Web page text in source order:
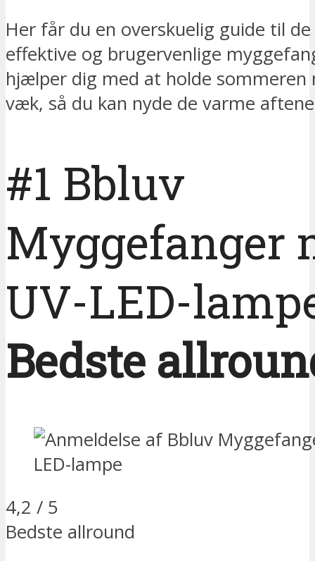
Her får du en overskuelig guide til
effektive og brugervenlige
hjælper dig med at holde sommeren
væk, så du kan nyde de varme
#1 Bbluv
Myggefanger
UV-LED-
Bedste
4,2 / 5
Bedste allround